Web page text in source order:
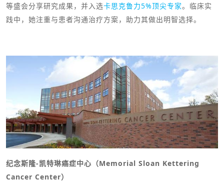
等盛会分享研究成果，并入选卡思克鲁力5%顶尖专家。临床实
践中，她注重与患者沟通治疗方案，助力其做出明智选择。
纪念斯隆-凯特琳癌症中心（Memorial Sloan Kettering
Cancer Center）